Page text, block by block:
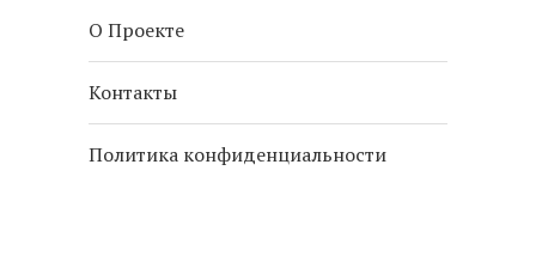
О Проекте
Контакты
Политика конфиденциальности